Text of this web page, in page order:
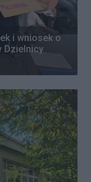
i wniosek o
Dzielnicy